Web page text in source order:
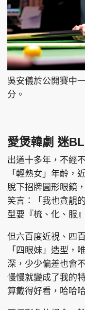
吳安儀於公開賽中
分。
愛煲韓劇 迷
出道十多年，不經
「輕熟女」年齡，
脫下招牌圓形眼鏡
笑言：「我也貪靚
型要『梳、化、服
但六百度近視、四
「四眼妹」造型，
深，少少偏差也會
慢慢就變成了我的
算戴得好看，哈哈哈